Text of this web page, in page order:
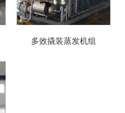
多效撬装蒸发机组